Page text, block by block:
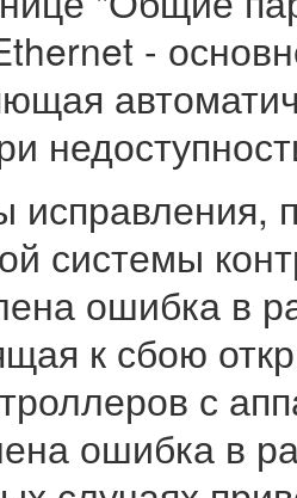
-
исправления,
системы
ошибка в
к сбою
с
ошибка в